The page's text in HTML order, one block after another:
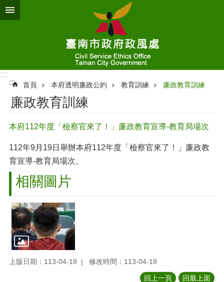
跳到主要內容區塊
:::
:::
首頁 本府透明廉政公約 教育訓練 廉政教育訓練
廉政教育訓練
本府112年度「檢察官來了！」廉政教育宣導-教育局場次
112年9月19日舉辦本府112年度「檢察官來了！」廉政教
育宣導-教育局場次。
相關圖片
上版日期：113-04-18 修改時間：113-04-18
回上一頁 回最上面